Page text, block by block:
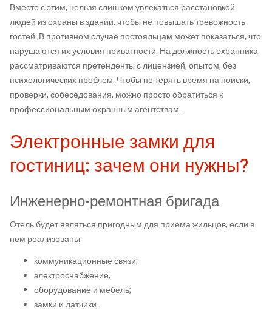
Вместе с этим, нельзя слишком увлекаться расстановкой
людей из охраны в здании, чтобы не повышать тревожность
гостей. В противном случае постояльцам может показаться, что
нарушаются их условия приватности. На должность охранника
рассматриваются претенденты с лицензией, опытом, без
психологических проблем. Чтобы не терять время на поиски,
проверки, собеседования, можно просто обратиться к
профессиональным охранным агентствам.
Электронные замки для
гостиниц: зачем они нужны?
Инженерно-ремонтная бригада
Отель будет являться пригодным для приема жильцов, если в
нем реализованы:
коммуникационные связи;
электроснабжение;
оборудование и мебель;
замки и датчики.